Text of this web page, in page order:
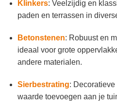
Klinkers: Veelzijdig en
paden en terrassen in
Betonstenen: Robuust en
ideaal voor grote
andere materialen.
Sierbestrating:
waarde toevoegen aan je